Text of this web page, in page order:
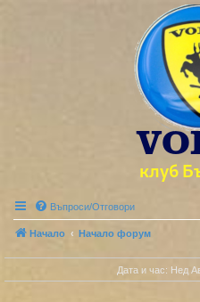
Въпроси/Отговори
Начало Начало форум
Дата и час: Нед